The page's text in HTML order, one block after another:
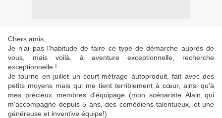
Chers amis,
Je n'ai pas l'habitude de faire ce type de démarche auprès de
vous, mais voilà, à aventure exceptionnelle, recherche
exceptionnelle !
Je tourne en juillet un court-métrage autoproduit, fait avec des
petits moyens mais qui me tient terriblement à cœur, ainsi qu'à
mes précieux membres d'équipage (mon scénariste Alain qui
m'accompagne depuis 5 ans, des comédiens talentueux, et une
généreuse et inventive équipe!)